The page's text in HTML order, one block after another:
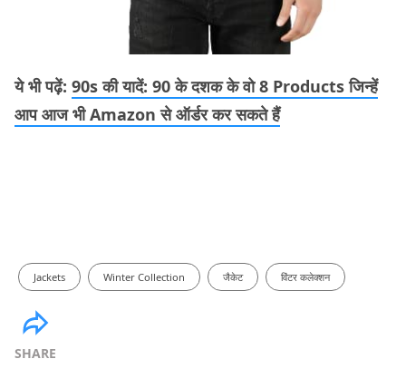
ये भी पढ़ें: 90s की यादें: 90 के दशक के वो 8 Products जिन्हें
आप आज भी Amazon से ऑर्डर कर सकते हैं
Jackets Winter Collection जैकेट विंटर कलेक्शन
SHARE